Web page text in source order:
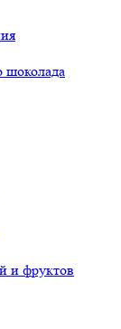
шоколада
и фруктов